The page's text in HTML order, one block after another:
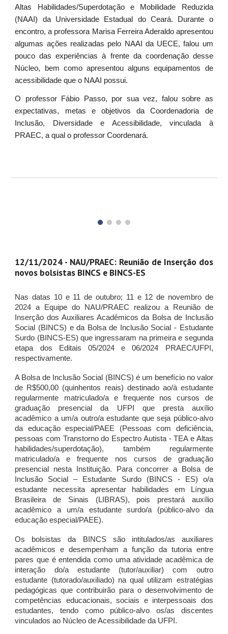
Altas Habilidades/Superdotação e Mobilidade Reduzida
(NAAI) da Universidade Estadual do Ceará. Durante o
encontro, a professora Marisa Ferreira Aderaldo apresentou
algumas ações realizadas pelo NAAI da UECE, falou um
pouco das experiências à frente da coordenação desse
Núcleo, bem como apresentou alguns equipamentos de
acessibilidade que o NAAI possui.
O professor Fábio Passo, por sua vez, falou sobre as
expectativas, metas e objetivos da Coordenadoria de
Inclusão, Diversidade e Acessibilidade, vinculada à
PRAEC, a qual o professor Coordenará.
12/11/2024 - NAU/PRAEC: Reunião de Inserção dos
novos bolsistas BINCS e BINCS-ES
Nas datas 10 e 11 de outubro; 11 e 12 de novembro de
2024 a Equipe do NAU/PRAEC realizou a Reunião de
Inserção dos Auxiliares Acadêmicos da Bolsa de Inclusão
Social (BINCS) e da Bolsa de Inclusão Social - Estudante
Surdo (BINCS-ES) que ingressaram na primeira e segunda
etapa dos Editais 05/2024 e 06/2024 PRAEC/UFPI,
respectivamente.
A Bolsa de Inclusão Social (BINCS) é um benefício no valor
de R$500,00 (quinhentos reais) destinado ao/à estudante
regularmente matriculado/a e frequente nos cursos de
graduação presencial da UFPI que presta auxílio
acadêmico a um/a outro/a estudante que seja público-alvo
da educação especial/PAEE (Pessoas com deficiência,
pessoas com Transtorno do Espectro Autista - TEA e Altas
habilidades/superdotação), também regularmente
matriculado/a e frequente nos cursos de graduação
presencial nesta Instituição. Para concorrer a Bolsa de
Inclusão Social – Estudante Surdo (BINCS - ES) o/a
estudante necessita apresentar habilidades em Língua
Brasileira de Sinais (LIBRAS), pois prestará auxílio
acadêmico a um/a estudante surdo/a (público-alvo da
educação especial/PAEE).
Os bolsistas da BINCS são intitulados/as auxiliares
acadêmicos e desempenham a função da tutoria entre
pares que é entendida como uma atividade acadêmica de
interação do/a estudante (tutor/auxiliar) com outro
estudante (tutorado/auxiliado) na qual utilizam estratégias
pedagógicas que contribuirão para o desenvolvimento de
competências educacionais, sociais e interpessoais dos
estudantes, tendo como público-alvo os/as discentes
vinculados ao Núcleo de Acessibilidade da UFPI.